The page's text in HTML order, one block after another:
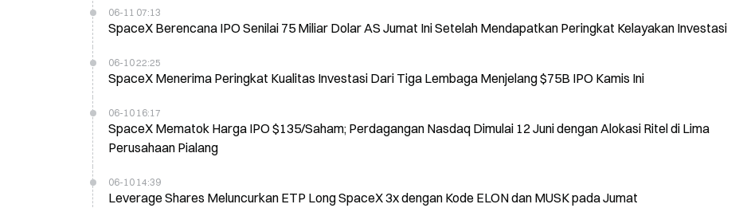
06-11 07:13
SpaceX Berencana IPO Senilai 75 Miliar Dolar AS Jumat Ini Setelah Mendapatkan Peringkat Kelayakan Investasi
06-10 22:25
SpaceX Menerima Peringkat Kualitas Investasi Dari Tiga Lembaga Menjelang $75B IPO Kamis Ini
06-10 16:17
SpaceX Mematok Harga IPO $135/Saham; Perdagangan Nasdaq Dimulai 12 Juni dengan Alokasi Ritel di Lima
Perusahaan Pialang
06-10 14:39
Leverage Shares Meluncurkan ETP Long SpaceX 3x dengan Kode ELON dan MUSK pada Jumat